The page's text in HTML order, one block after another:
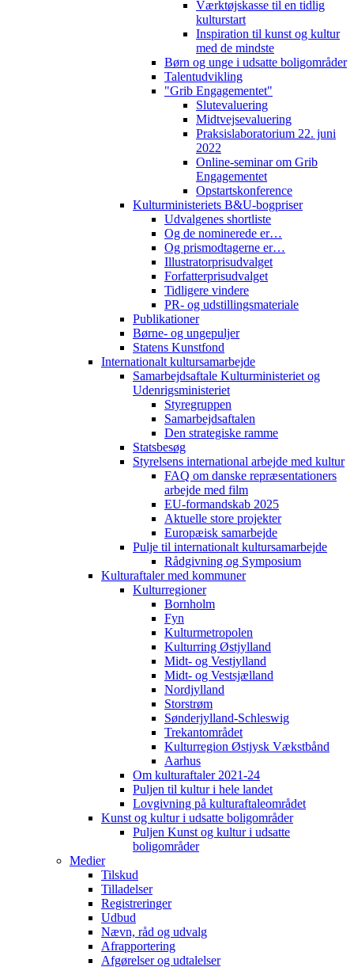
Værktøjskasse til en tidlig
kulturstart
Inspiration til kunst og kultur
med de mindste
Børn og unge i udsatte boligområder
Talentudvikling
"Grib Engagementet"
Slutevaluering
Midtvejsevaluering
Praksislaboratorium 22. juni
2022
Online-seminar om Grib
Engagementet
Opstartskonference
Kulturministeriets B&U-bogpriser
Udvalgenes shortliste
Og de nominerede er…
Og prismodtagerne er…
Illustratorprisudvalget
Forfatterprisudvalget
Tidligere vindere
PR- og udstillingsmateriale
Publikationer
Børne- og ungepuljer
Statens Kunstfond
Internationalt kultursamarbejde
Samarbejdsaftale Kulturministeriet og
Udenrigsministeriet
Styregruppen
Samarbejdsaftalen
Den strategiske ramme
Statsbesøg
Styrelsens international arbejde med kultur
FAQ om danske repræsentationers
arbejde med film
EU-formandskab 2025
Aktuelle store projekter
Europæisk samarbejde
Pulje til internationalt kultursamarbejde
Rådgivning og Symposium
Kulturaftaler med kommuner
Kulturregioner
Bornholm
Fyn
Kulturmetropolen
Kulturring Østjylland
Midt- og Vestjylland
Midt- og Vestsjælland
Nordjylland
Storstrøm
Sønderjylland-Schleswig
Trekantområdet
Kulturregion Østjysk Vækstbånd
Aarhus
Om kulturaftaler 2021-24
Puljen til kultur i hele landet
Lovgivning på kulturaftaleområdet
Kunst og kultur i udsatte boligområder
Puljen Kunst og kultur i udsatte
boligområder
Medier
Tilskud
Tilladelser
Registreringer
Udbud
Nævn, råd og udvalg
Afrapportering
Afgørelser og udtalelser